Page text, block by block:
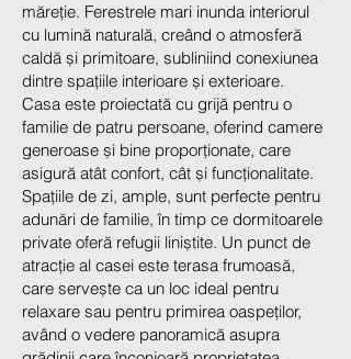
măreție. Ferestrele mari inunda interiorul
cu lumină naturală, creând o atmosferă
caldă și primitoare, subliniind conexiunea
dintre spațiile interioare și exterioare.
Casa este proiectată cu grijă pentru o
familie de patru persoane, oferind camere
generoase și bine proporționate, care
asigură atât confort, cât și funcționalitate.
Spațiile de zi, ample, sunt perfecte pentru
adunări de familie, în timp ce dormitoarele
private oferă refugii liniștite. Un punct de
atracție al casei este terasa frumoasă,
care servește ca un loc ideal pentru
relaxare sau pentru primirea oaspeților,
având o vedere panoramică asupra